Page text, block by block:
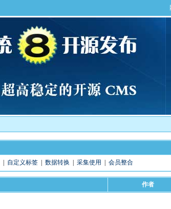
自定义标签| 数据转换 采集使用 会员整合
作者